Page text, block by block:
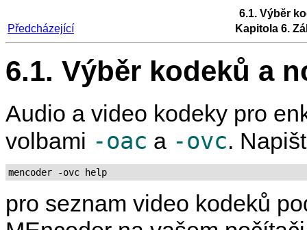
6.1. Výběr
Předcházející
Kapitola 6.
6.1. Výběr kodeků a
Audio a video kodeky pro
volbami -oac a -ovc.
mencoder -ovc help
pro seznam video kodeků